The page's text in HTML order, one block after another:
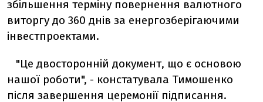
збільшення терміну повернення валютного
виторгу до 360 днів за енергозберігаючими
інвестпроектами.
"Це двосторонній документ, що є основою
нашої роботи", - констатувала Тимошенко
після завершення церемонії підписання.